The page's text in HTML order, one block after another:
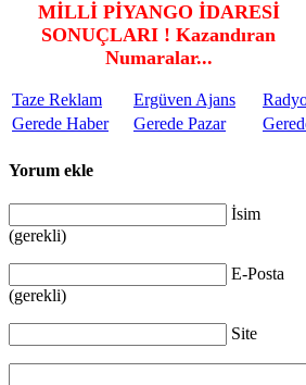
MİLLİ PİYANGO İDARESİ
SONUÇLARI ! Kazandıran
Numaralar...
Taze Reklam Ergüven Ajans
Gerede Haber
Gerede Pazar
Yorum ekle
İsim
(gerekli)
E-Posta
(gerekli)
Site